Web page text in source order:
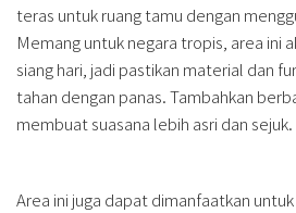
teras untuk ruang tamu dengan
Memang untuk negara tropis, area ini
siang hari, jadi pastikan material dan
tahan dengan panas. Tambahkan
membuat suasana lebih asri dan sejuk.
Area ini juga dapat dimanfaatkan